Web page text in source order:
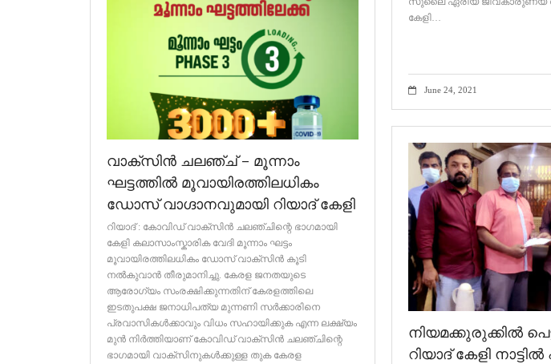
കേളി…
June 24, 2021
വാക്സിൻ ചലഞ്ച് – മൂന്നാം
ഘട്ടത്തിൽ മൂവായിരത്തിലധികം
ഡോസ് വാഗ്ദാനവുമായി റിയാദ് കേളി
റിയാദ് : കോവിഡ് വാക്സിൻ ചലഞ്ചിന്റെ ഭാഗമായി
കേളി കലാസാംസ്കാരിക വേദി മൂന്നാം ഘട്ടം
മൂവായിരത്തിലധികം ഡോസ് വാക്സിൻ കൂടി
നൽകുവാൻ തീരുമാനിച്ചു. കേരള ജനതയുടെ
ആരോഗ്യം സംരക്ഷിക്കുന്നതിന് കേരളത്തിലെ
ഇടതുപക്ഷ ജനാധിപത്യ മുന്നണി സർക്കാരിനെ
പ്രവാസികൾക്കാവും വിധം സഹായിക്കുക എന്ന ലക്ഷ്യം
മുൻ നിർത്തിയാണ് കോവിഡ് വാക്സിൻ ചലഞ്ചിന്റെ
ഭാഗമായി വാക്സിനുകൾക്കുള്ള തുക കേരള
നിയമക്കുരുക്കിൽ
റിയാദ് കേളി